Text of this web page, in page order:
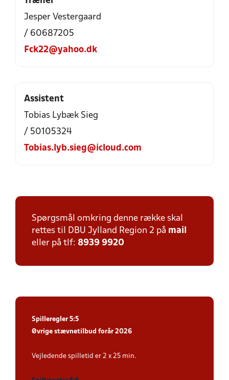
Jesper Vestergaard
/ 60687205
Fck22@yahoo.dk
Assistent
Tobias Lybæk Sieg
/ 50105324
Tobias.lyb.sieg@icloud.com
Spørgsmål omkring denne række skal
rettes til DBU Jylland Region 2 på mail
eller på tlf: 8939 9920
Spilleregler 5:5
Øvrige stævnetilbud forår 2026
Vejledende spilletid er 2 x 25 min.